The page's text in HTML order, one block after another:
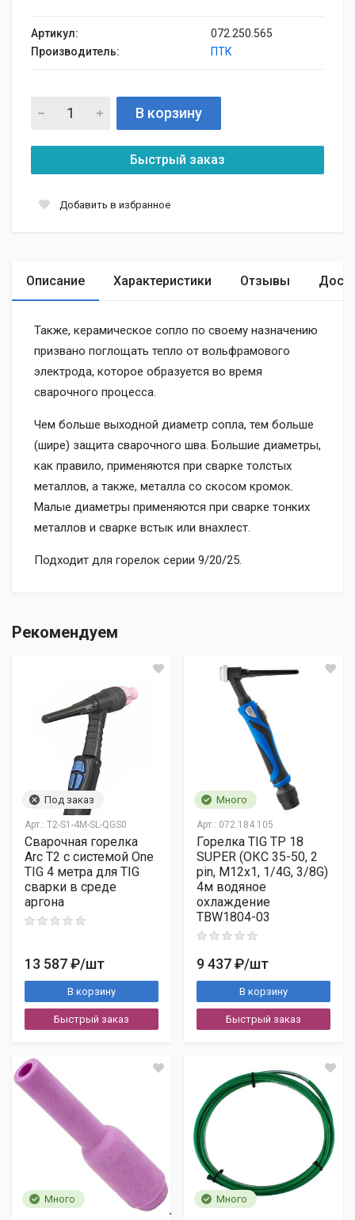
Артикул:
072.250.565
Производитель:
ПТК
В корзину
Быстрый заказ
Добавить в избранное
Описание Характеристики Отзывы
Также, керамическое сопло по своему назначению
призвано поглощать тепло от вольфрамового
электрода, которое образуется во время
сварочного процесса.
Чем больше выходной диаметр сопла, тем больше
(шире) защита сварочного шва. Большие диаметры,
как правило, применяются при сварке толстых
металлов, а также, металла со скосом кромок.
Малые диаметры применяются при сварке тонких
металлов и сварке встык или внахлест.
Подходит для горелок серии 9/20/25.
ПОСАДОЧНАЯ РЕЗЬБА
ВЫСОТА СОПЛА, ММ
Добавить комментарий
Оценка
E-mail
Тема
Комментарий
Контрольное число
Показать другое число
В пределах МКАД —
Бесплатно
По Подмосковью —
по договоренности
Деловые Линии
ЖелДорЭкспедиция
ПЭК
Важно:
бесплатно
Наименованием ТК
Адресом доставки
Контактным лицом
Москва, ул. Коптевская, д. 75Б, стр. 1
Рекомендуем
Под заказ
Арт.: T2-S1-4M-SL-QGS0
Сварочная горелка
Arc T2 с системой One
TIG 4 метра для TIG
сварки в среде
аргона
13 587 ₽/шт
В корзину
Быстрый заказ
Много
Арт.: 072.184.105
Горелка TIG TP 18
SUPER (ОКС 35-50, 2
pin, M12х1, 1/4G, 3/8G)
4м водяное
охлаждение
TBW1804-03
9 437 ₽/шт
В корзину
Быстрый заказ
Много Много